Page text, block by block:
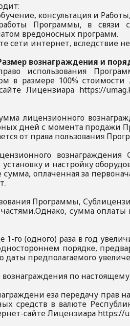
консультация и
Программы, в связи
вредоносных программ.
сети интернет, вследствие
вознаграждения и
использования
в размере 100%
Лицензиара https://
лицензионного
дней с момента продажи
от права пользования
вознаграждения
и настройку
оплаченная за
Программы,
сумма
го (одного) раза в год
порядке,
предполагаемого
по
еза передачу
средств в валюте
сайте Лицензиара https://